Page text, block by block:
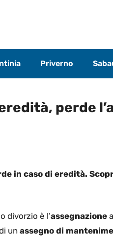
Priverno
perde
in caso di eredità.
divorzio è l’assegnazione
un assegno di